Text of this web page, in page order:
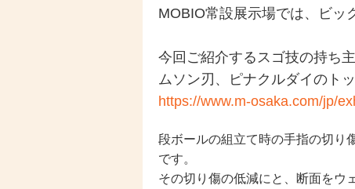
MOBIO常設展示場では、ビッ
今回ご紹介するスゴ技の持ち
ムソン刃、ピナクルダイのト
https://www.m-osaka.com/jp/
段ボールの組立て時の手指の切り
です。
その切り傷の低減にと、断面をウ